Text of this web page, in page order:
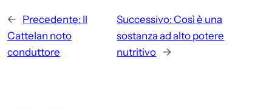
← Precedente: Il
Cattelan noto
conduttore
Successivo: Così è una
sostanza ad alto potere
nutritivo →